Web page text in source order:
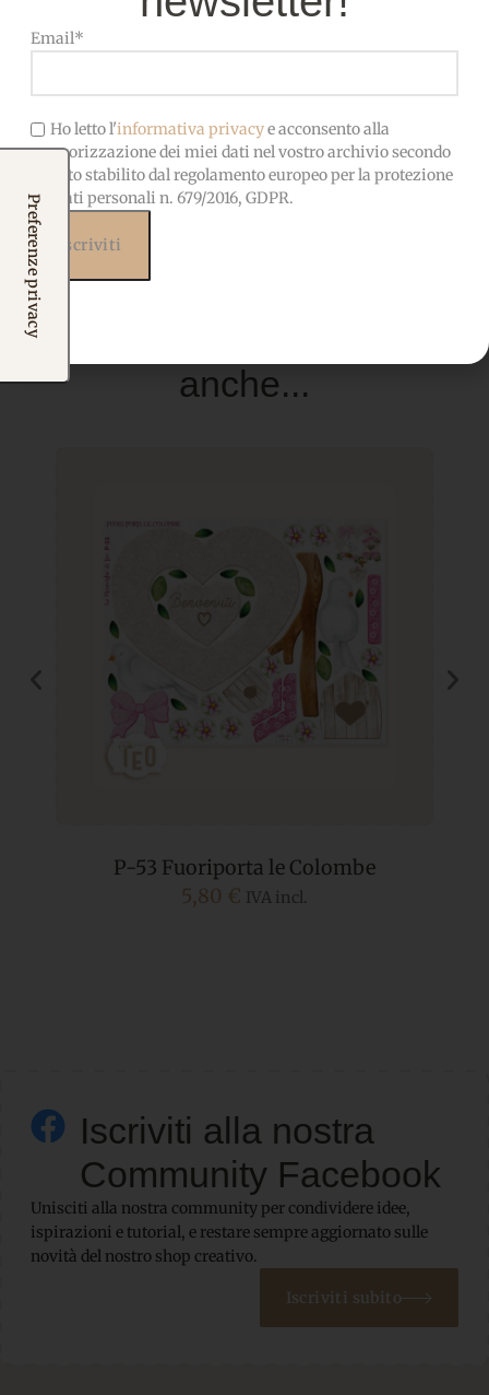
anche...
P-53 Fuoriporta le Colombe
5,80 € IVA incl.
Iscriviti alla nostra
Community Facebook
Unisciti alla nostra community per condividere idee,
ispirazioni e tutorial, e restare sempre aggiornato sulle
novità del nostro shop creativo.
Iscriviti subito
Email*
Ho letto l'informativa privacye acconsento alla
memorizzazione dei miei dati nel vostro archivio secondo
quanto stabilito dal regolamento europeo per la protezione
dei dati personali n. 679/2016, GDPR.